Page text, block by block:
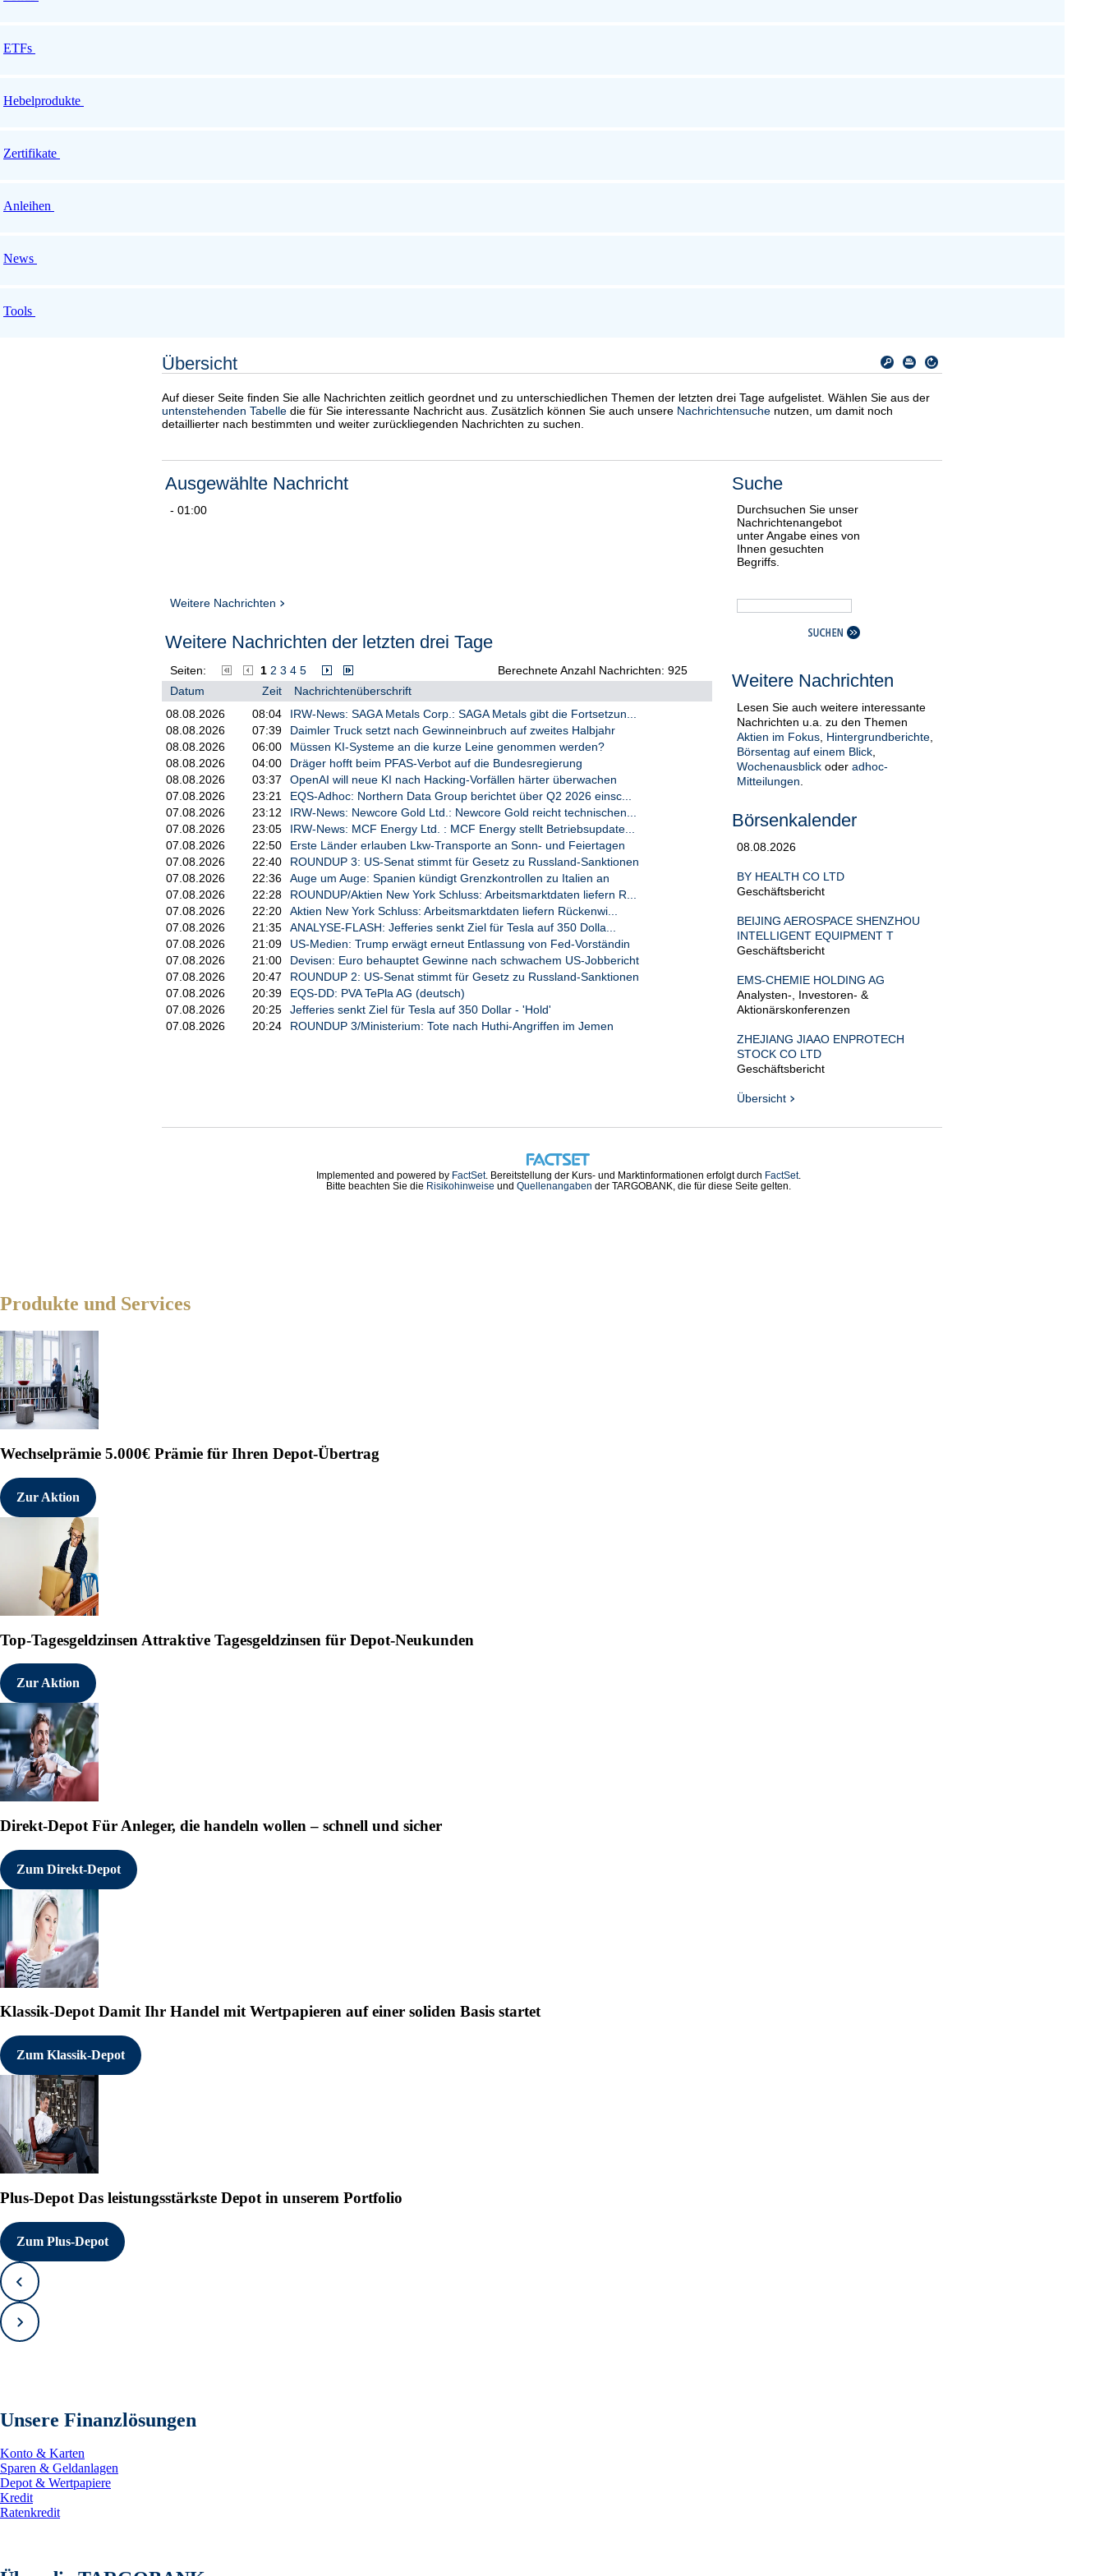
ETFs
Hebelprodukte
Zertifikate
Anleihen
News
Tools
Übersicht
Auf dieser Seite finden Sie alle Nachrichten zeitlich geordnet und zu unterschiedlichen Themen der letzten drei Tage aufgelistet. Wählen Sie aus der
untenstehenden Tabelle die für Sie interessante Nachricht aus. Zusätzlich können Sie auch unsere Nachrichtensuche nutzen, um damit noch
detaillierter nach bestimmten und weiter zurückliegenden Nachrichten zu suchen.
Ausgewählte Nachricht
- 01:00
Weitere Nachrichten
Weitere Nachrichten der letzten drei Tage
Seiten: 1 2 3 4 5
Berechnete Anzahl Nachrichten: 925
Datum
Zeit
Nachrichtenüberschrift
08.08.2026
08:04
IRW-News: SAGA Metals Corp.: SAGA Metals gibt die Fortsetzun...
08.08.2026
07:39
Daimler Truck setzt nach Gewinneinbruch auf zweites Halbjahr
08.08.2026
06:00
Müssen KI-Systeme an die kurze Leine genommen werden?
08.08.2026
04:00
Dräger hofft beim PFAS-Verbot auf die Bundesregierung
08.08.2026
03:37
OpenAI will neue KI nach Hacking-Vorfällen härter überwachen
07.08.2026
23:21
EQS-Adhoc: Northern Data Group berichtet über Q2 2026 einsc...
07.08.2026
23:12
IRW-News: Newcore Gold Ltd.: Newcore Gold reicht technischen...
07.08.2026
23:05
IRW-News: MCF Energy Ltd. : MCF Energy stellt Betriebsupdate...
07.08.2026
22:50
Erste Länder erlauben Lkw-Transporte an Sonn- und Feiertagen
07.08.2026
22:40
ROUNDUP 3: US-Senat stimmt für Gesetz zu Russland-Sanktionen
07.08.2026
22:36
Auge um Auge: Spanien kündigt Grenzkontrollen zu Italien an
07.08.2026
22:28
ROUNDUP/Aktien New York Schluss: Arbeitsmarktdaten liefern R...
07.08.2026
22:20
Aktien New York Schluss: Arbeitsmarktdaten liefern Rückenwi...
07.08.2026
21:35
ANALYSE-FLASH: Jefferies senkt Ziel für Tesla auf 350 Dolla...
07.08.2026
21:09
US-Medien: Trump erwägt erneut Entlassung von Fed-Vorständin
07.08.2026
21:00
Devisen: Euro behauptet Gewinne nach schwachem US-Jobbericht
07.08.2026
20:47
ROUNDUP 2: US-Senat stimmt für Gesetz zu Russland-Sanktionen
07.08.2026
20:39
EQS-DD: PVA TePla AG (deutsch)
07.08.2026
20:25
Jefferies senkt Ziel für Tesla auf 350 Dollar - 'Hold'
07.08.2026
20:24 ROUNDUP 3/Ministerium: Tote nach Huthi-Angriffen im Jemen
Suche
Durchsuchen Sie unser
Nachrichtenangebot
unter Angabe eines von
Ihnen gesuchten
Begriffs.
Weitere Nachrichten
Lesen Sie auch weitere interessante
Nachrichten u.a. zu den Themen
Aktien im Fokus Hintergrundberichte
Börsentag auf einem Blick
Wochenausblick oder adhoc-
Mitteilungen
Börsenkalender
08.08.2026
BY HEALTH CO LTD
Geschäftsbericht
BEIJING AEROSPACE SHENZHOU
INTELLIGENT EQUIPMENT T
Geschäftsbericht
EMS-CHEMIE HOLDING AG
Analysten-, Investoren- &
Aktionärskonferenzen
ZHEJIANG JIAAO ENPROTECH
STOCK CO LTD
Geschäftsbericht
Übersicht
Implemented and powered by FactSet. Bereitstellung der Kurs- und Marktinformationen erfolgt durch FactSet.
Bitte beachten Sie die Risikohinweise und Quellenangaben der TARGOBANK, die für diese Seite gelten.
Produkte und Services
Wechselprämie 5.000€ Prämie für Ihren Depot-Übertrag
Zur Aktion
Top-Tagesgeldzinsen Attraktive Tagesgeldzinsen für Depot-Neukunden
Zur Aktion
Direkt-Depot Für Anleger, die handeln wollen – schnell und sicher
Zum Direkt-Depot
Klassik-DepotDamit Ihr Handel mit Wertpapieren auf einer soliden Basis startet
Zum Klassik-Depot
Plus-Depot Das leistungsstärkste Depot in unserem Portfolio
Zum Plus-Depot
Zurück
Vorwärts
Unsere Finanzlösungen
Konto & Karten
Sparen & Geldanlagen
Depot & Wertpapiere
Kredit
Ratenkredit